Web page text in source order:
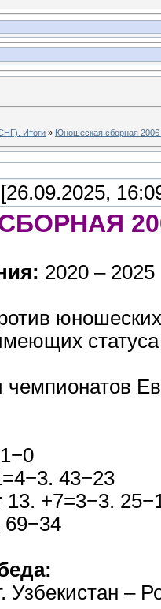
Итоги » Юношеская сборная 2006
[26.09.2025,
2020 – 2025
43−23
13. +7=3−3.
69−34
Узбекистан –